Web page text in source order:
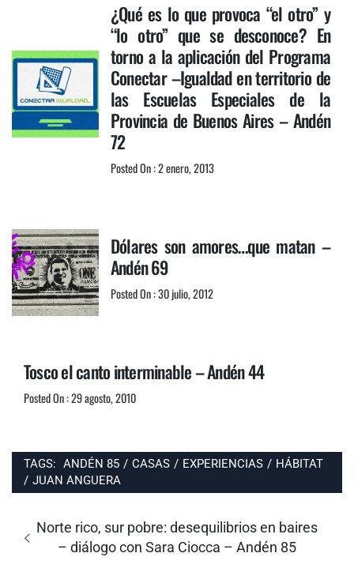
¿Qué es lo que provoca “el otro” y
“lo otro” que se desconoce? En
torno a la aplicación del Programa
Conectar –Igualdad en territorio de
las Escuelas Especiales de la
Provincia de Buenos Aires – Andén
72
Posted On : 2 enero, 2013
Dólares son amores…que matan –
Andén 69
Posted On : 30 julio, 2012
Tosco el canto interminable – Andén 44
Posted On : 29 agosto, 2010
TAGS: ANDÉN 85 / CASAS / EXPERIENCIAS / HÁBITAT
/ JUAN ANGUERA
entradas
Entrada
anterior:
Norte rico, sur pobre: desequilibrios en baires
– diálogo con Sara Ciocca – Andén 85